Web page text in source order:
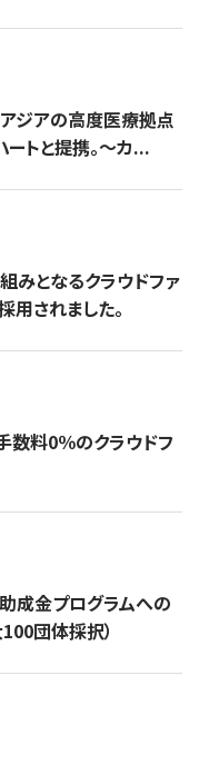
ジアの高度医療拠点
トと提携。〜カ...
みとなるクラウドファ
用されました。
数料0％のクラウドフ
成金プログラムへの
団体採択）